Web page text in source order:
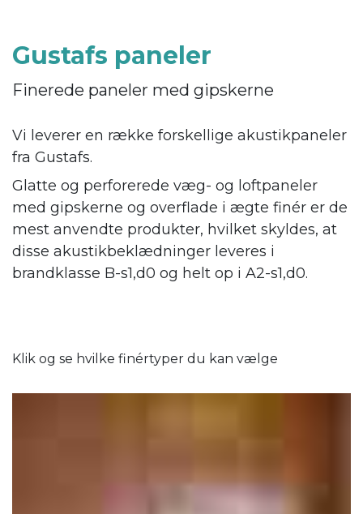
Gustafs paneler
Finerede paneler med gipskerne
Vi leverer en række forskellige akustikpaneler
fra Gustafs.
Glatte og perforerede væg- og loftpaneler
med gipskerne og overflade i ægte finér er de
mest anvendte produkter, hvilket skyldes, at
disse akustikbeklædninger leveres i
brandklasse B-s1,d0 og helt op i A2-s1,d0.
Klik og se hvilke finértyper du kan vælge